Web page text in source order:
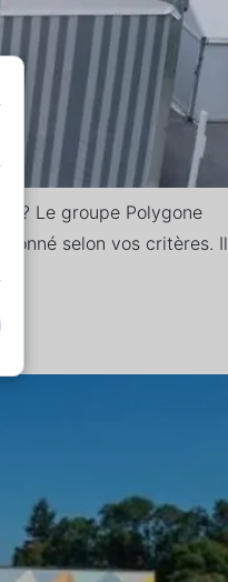
? Le groupe Polygone
selon vos critères. Il